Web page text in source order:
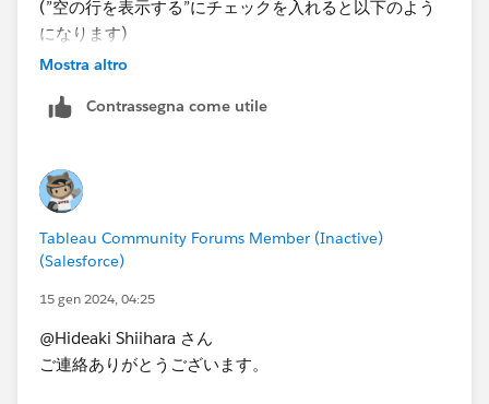
(”空の行を表示する”にチェックを入れると以下のよう
になります)​
*If you get the best results from this exchange, I would
upvote.
Mostra altro
Contrassegna come utile
Tableau Community Forums Member (Inactive)
(Salesforce)
15 gen 2024, 04:25
@Hideaki Shiihara さん
ご連絡ありがとうございます。